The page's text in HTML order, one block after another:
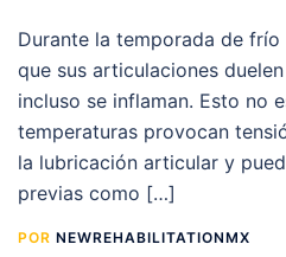
Durante la temporada de frío
que sus articulaciones
incluso se inflaman. Esto no
temperaturas provocan
la lubricación articular y
previas como […]
POR NEWREHABILITATIONMX